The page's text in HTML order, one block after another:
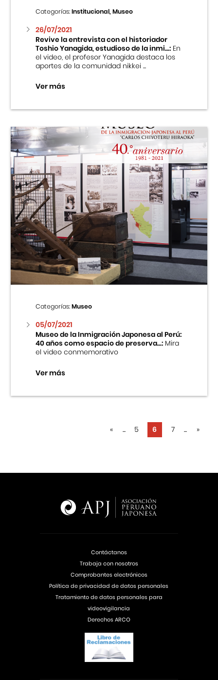
Categorías:Institucional, Museo
26/07/2021
Revive la entrevista con el historiador
Toshio Yanagida, estudioso de la inmi...:En
el video, el profesor Yanagida destaca los
aportes de la comunidad nikkei ...
Ver más
Categorías:Museo
05/07/2021
Museo de la Inmigración Japonesa al Perú:
40 años como espacio de preserva...:Mira
el video conmemorativo
Ver más
« ... 5 6 7 ... »
Contáctanos
Trabaja con nosotros
Comprobantes electrónicos
Política de privacidad de datos personales
Tratamiento de datos personales para
videovigilancia
Derechos ARCO